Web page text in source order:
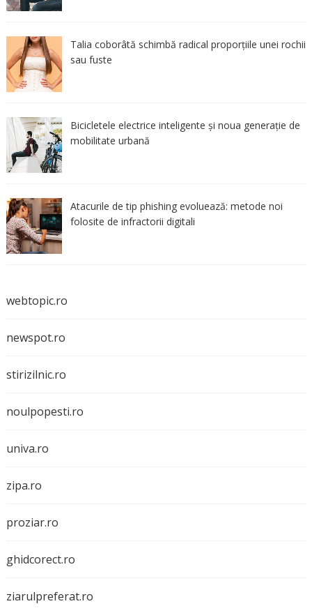
Talia coborâtă schimbă radical proporțiile unei rochii
sau fuste
Bicicletele electrice inteligente și noua generație de
mobilitate urbană
Atacurile de tip phishing evoluează: metode noi
folosite de infractorii digitali
webtopic.ro
newspot.ro
stirizilnic.ro
noulpopesti.ro
univa.ro
zipa.ro
proziar.ro
ghidcorect.ro
ziarulpreferat.ro